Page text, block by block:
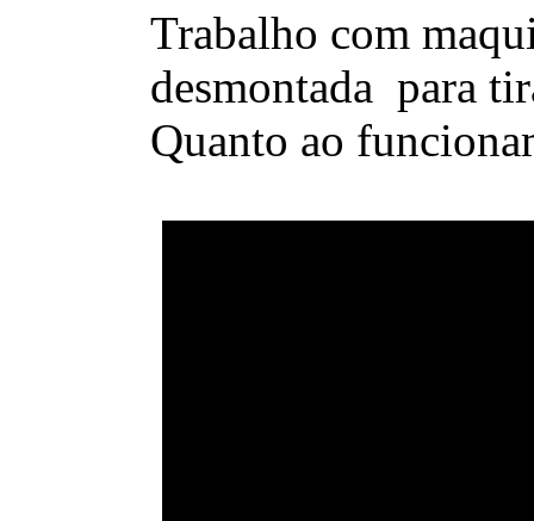
Trabalho com
desmontada para
Quanto ao